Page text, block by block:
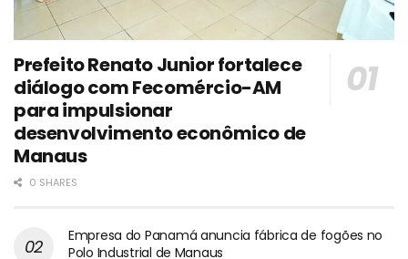
Prefeito Renato Junior fortalece
diálogo com Fecomércio-AM
para impulsionar
desenvolvimento econômico de
Manaus
0 SHARES
Empresa do Panamá anuncia fábrica de fogões no
Polo Industrial de Manaus